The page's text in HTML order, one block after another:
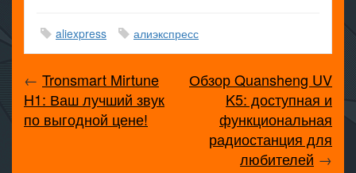
aliexpress алиэкспресс
← Tronsmart Mirtune
H1: Ваш лучший звук
по выгодной цене!
Обзор Quansheng UV
K5: доступная и
функциональная
радиостанция для
любителей →